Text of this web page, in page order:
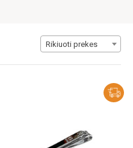
Rikiuoti prekes